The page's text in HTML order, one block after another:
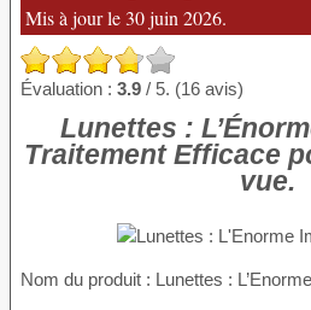
Mis à jour le 30 juin 2026.
Évaluation : 3.9 / 5. (16 avis)
Lunettes :
Traitement Efficace
vue.
Nom du produit : Lunettes :